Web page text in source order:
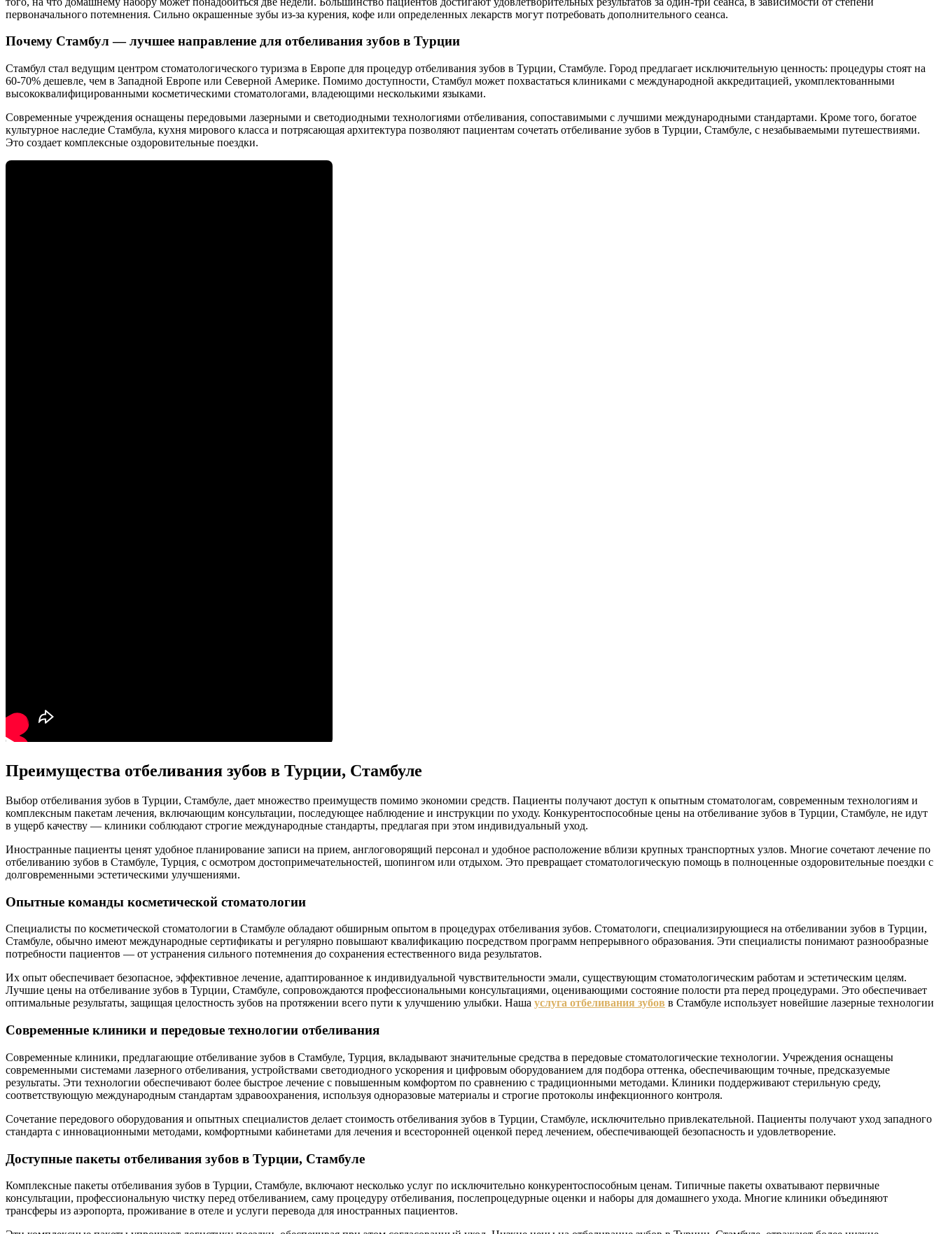
первоначального потемнения. Сильно окрашенные зубы из-за курения, кофе или определенных лекарств могут потребовать дополнительного сеанса.
Почему Стамбул — лучшее направление для отбеливания зубов в Турции
Стамбул стал ведущим центром стоматологического туризма в Европе для процедур отбеливания зубов в Турции, Стамбуле. Город предлагает исключительную ценность: процедуры стоят на
60-70% дешевле, чем в Западной Европе или Северной Америке. Помимо доступности, Стамбул может похвастаться клиниками с международной аккредитацией, укомплектованными
высококвалифицированными косметическими стоматологами, владеющими несколькими языками.
Современные учреждения оснащены передовыми лазерными и светодиодными технологиями отбеливания, сопоставимыми с лучшими международными стандартами. Кроме того, богатое
культурное наследие Стамбула, кухня мирового класса и потрясающая архитектура позволяют пациентам сочетать отбеливание зубов в Турции, Стамбуле, с незабываемыми путешествиями.
Это создает комплексные оздоровительные поездки.
Преимущества отбеливания зубов в Турции, Стамбуле
Выбор отбеливания зубов в Турции, Стамбуле, дает множество преимуществ помимо экономии средств. Пациенты получают доступ к опытным стоматологам, современным технологиям и
комплексным пакетам лечения, включающим консультации, последующее наблюдение и инструкции по уходу. Конкурентоспособные цены на отбеливание зубов в Турции, Стамбуле, не идут
в ущерб качеству — клиники соблюдают строгие международные стандарты, предлагая при этом индивидуальный уход.
Иностранные пациенты ценят удобное планирование записи на прием, англоговорящий персонал и удобное расположение вблизи крупных транспортных узлов. Многие сочетают лечение по
отбеливанию зубов в Стамбуле, Турция, с осмотром достопримечательностей, шопингом или отдыхом. Это превращает стоматологическую помощь в полноценные оздоровительные поездки с
долговременными эстетическими улучшениями.
Опытные команды косметической стоматологии
Специалисты по косметической стоматологии в Стамбуле обладают обширным опытом в процедурах отбеливания зубов. Стоматологи, специализирующиеся на отбеливании зубов в Турции,
Стамбуле, обычно имеют международные сертификаты и регулярно повышают квалификацию посредством программ непрерывного образования. Эти специалисты понимают разнообразные
потребности пациентов — от устранения сильного потемнения до сохранения естественного вида результатов.
Их опыт обеспечивает безопасное, эффективное лечение, адаптированное к индивидуальной чувствительности эмали, существующим стоматологическим работам и эстетическим целям.
Лучшие цены на отбеливание зубов в Турции, Стамбуле, сопровождаются профессиональными консультациями, оценивающими состояние полости рта перед процедурами. Это обеспечивает
оптимальные результаты, защищая целостность зубов на протяжении всего пути к улучшению улыбки. Наша услуга отбеливания зубов в Стамбуле использует новейшие лазерные технологии
Современные клиники и передовые технологии отбеливания
Современные клиники, предлагающие отбеливание зубов в Стамбуле, Турция, вкладывают значительные средства в передовые стоматологические технологии. Учреждения оснащены
современными системами лазерного отбеливания, устройствами светодиодного ускорения и цифровым оборудованием для подбора оттенка, обеспечивающим точные, предсказуемые
результаты. Эти технологии обеспечивают более быстрое лечение с повышенным комфортом по сравнению с традиционными методами. Клиники поддерживают стерильную среду,
соответствующую международным стандартам здравоохранения, используя одноразовые материалы и строгие протоколы инфекционного контроля.
Сочетание передового оборудования и опытных специалистов делает стоимость отбеливания зубов в Турции, Стамбуле, исключительно привлекательной. Пациенты получают уход западного
стандарта с инновационными методами, комфортными кабинетами для лечения и всесторонней оценкой перед лечением, обеспечивающей безопасность и удовлетворение.
Доступные пакеты отбеливания зубов в Турции, Стамбуле
Комплексные пакеты отбеливания зубов в Турции, Стамбуле, включают несколько услуг по исключительно конкурентоспособным ценам. Типичные пакеты охватывают первичные
консультации, профессиональную чистку перед отбеливанием, саму процедуру отбеливания, послепроцедурные оценки и наборы для домашнего ухода. Многие клиники объединяют
трансферы из аэропорта, проживание в отеле и услуги перевода для иностранных пациентов.